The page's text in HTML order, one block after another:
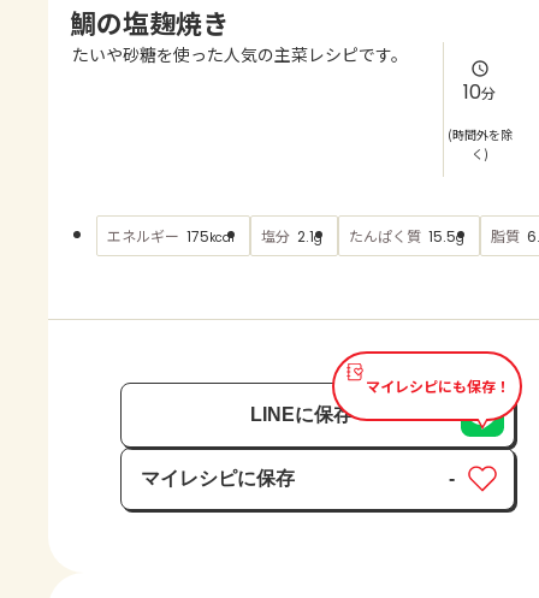
よくあるお問い合わせ
鯛の塩麹焼き
たいや砂糖を使った人気の主菜レシピです。
10分
(時間外を除
く)
エネルギー 175kcal 塩分 2.1g たんぱく質 15.5g 脂質
マイレシピにも保存！
LINEに保存
マイレシピに保存
保存済み
-